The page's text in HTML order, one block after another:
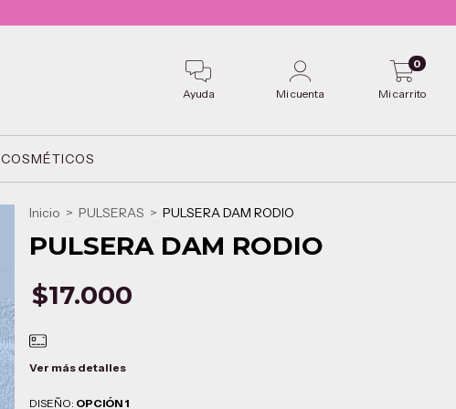
Ayuda Mi cuenta Mi carrito
0
COSMÉTICOS
Inicio > PULSERAS > PULSERA DAM RODIO
PULSERA DAM RODIO
$17.000
Ver más detalles
DISEÑO: OPCIÓN 1